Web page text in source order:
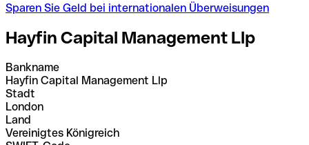
Sparen Sie Geld bei internationalen Überweisungen
Hayfin Capital Management Llp
Bankname
Hayfin Capital Management Llp
Stadt
London
Land
Vereinigtes Königreich